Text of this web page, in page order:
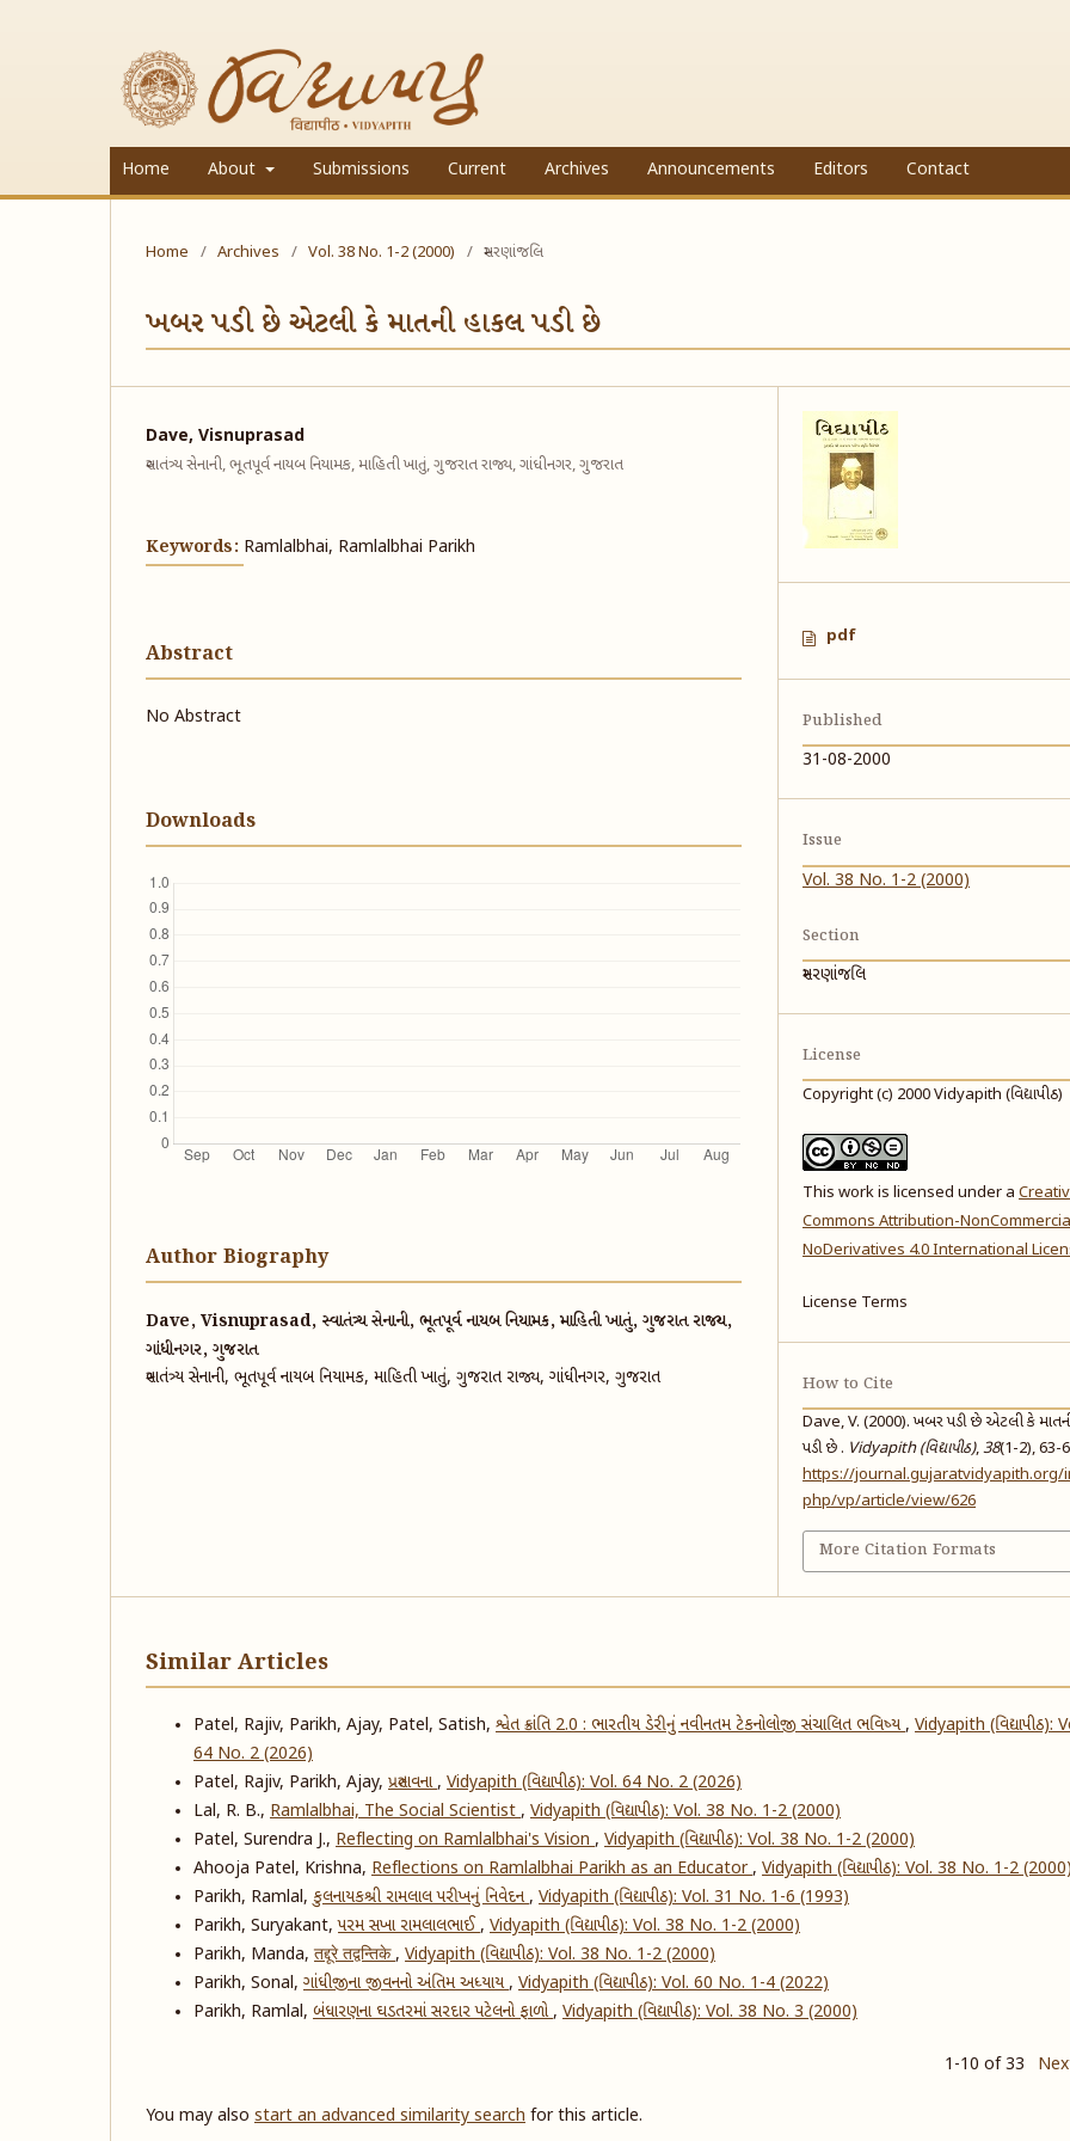
Home About Submissions Current Archives Announcements Editors Contact
Home / Archives / Vol. 38 No. 1-2 (2000) / સ્મરણાંજલિ
ખબર પડી છે એટલી કે માતની હાકલ પડી છે
Dave, Visnuprasad
સ્વાતંત્ર્ય સેનાની, ભૂતપૂર્વ નાયબ નિયામક, માહિતી ખાતું, ગુજરાત રાજ્ય, ગાંધીનગર, ગુજરાત
Keywords: Ramlalbhai, Ramlalbhai Parikh
Abstract
No Abstract
Downloads
Author Biography
Dave, Visnuprasad, સ્વાતંત્ર્ય સેનાની, ભૂતપૂર્વ નાયબ નિયામક, માહિતી ખાતું, ગુજરાત રાજ્ય,
ગાંધીનગર, ગુજરાત
સ્વાતંત્ર્ય સેનાની, ભૂતપૂર્વ નાયબ નિયામક, માહિતી ખાતું, ગુજરાત રાજ્ય, ગાંધીનગર, ગુજરાત
pdf
Published
31-08-2000
Issue
Vol. 38 No. 1-2 (2000)
Section
સ્મરણાંજલિ
License
Copyright (c) 2000 Vidyapith (વિદ્યાપીઠ)
This work is licensed under a
Commons Attribution-
NoDerivatives 4.0 International
License Terms
How to Cite
Dave, V. (2000). ખબર પડી છે એટલી કે
પડી છે . Vidyapith (વિદ્યાપીઠ),38(1-2), 63-
https://journal.gujaratvidyapith.org/
php/vp/article/view/626
More Citation Formats
Similar Articles
Patel, Rajiv, Parikh, Ajay, Patel, Satish, શ્વેત ક્રાંતિ 2.0 : ભારતીય ડેરીનું નવીનતમ ટેકનોલોજી સંચાલિત ભવિષ્ય, Vidyapith (વિદ્યાપીઠ):
64 No. 2 (2026)
Patel, Rajiv, Parikh, Ajay, પ્રસ્તાવના, Vidyapith (વિદ્યાપીઠ): Vol. 64 No. 2 (2026)
Lal, R. B., Ramlalbhai, The Social Scientist, Vidyapith (વિદ્યાપીઠ): Vol. 38 No. 1-2 (2000)
Patel, Surendra J., Reflecting on Ramlalbhai's Vision, Vidyapith (વિદ્યાપીઠ): Vol. 38 No. 1-2 (2000)
Ahooja Patel, Krishna, Reflections on Ramlalbhai Parikh as an Educator, Vidyapith (વિદ્યાપીઠ): Vol. 38 No. 1-2
Parikh, Ramlal,કુલનાયકશ્રી રામલાલ પરીખનું નિવેદન, Vidyapith (વિદ્યાપીઠ): Vol. 31 No. 1-6 (1993)
Parikh, Suryakant,પરમ સખા રામલાલભાઈ, Vidyapith (વિદ્યાપીઠ): Vol. 38 No. 1-2 (2000)
Parikh, Manda, तद्दूरे तद्वन्तिके, Vidyapith (વિદ્યાપીઠ): Vol. 38 No. 1-2 (2000)
Parikh, Sonal, ગાંધીજીના જીવનનો અંતિમ અધ્યાય, Vidyapith (વિદ્યાપીઠ): Vol. 60 No. 1-4 (2022)
Parikh, Ramlal, બંધારણના ઘડતરમાં સરદાર પટેલનો ફાળો, Vidyapith (વિદ્યાપીઠ): Vol. 38 No. 3 (2000)
1-10 of 33
You may also start an advanced similarity search for this article.